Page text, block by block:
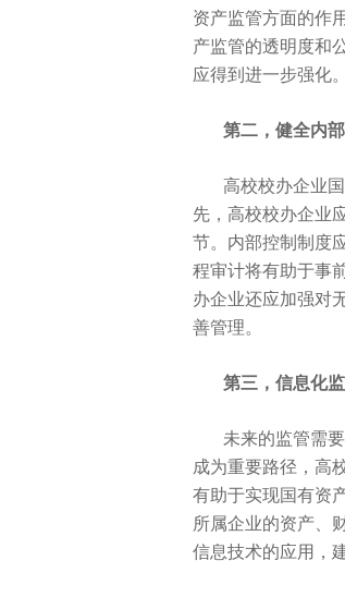
资产监管方面的作
产监管的透明度和
应得到进一步强化。
第二，健全内部
高校校办企业
先，高校校办企业
节。内部控制制度
程审计将有助于事
办企业还应加强对
善管理。
第三，信息化监
未来的监管需
成为重要路径，高
有助于实现国有资
所属企业的资产、
信息技术的应用，